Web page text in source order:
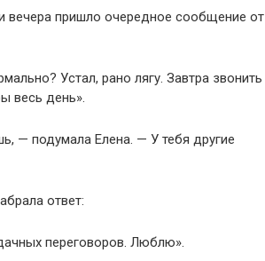
вечера пришло очередное сообщение от
Устал, рано лягу. Завтра звонить
весь день».
— подумала Елена. — У тебя другие
ответ:
переговоров. Люблю».